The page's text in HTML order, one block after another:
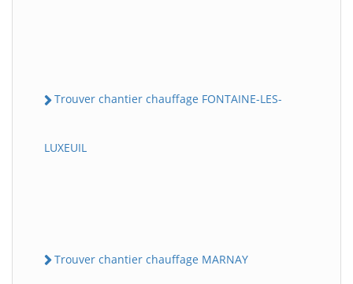
Trouver chantier chauffage FONTAINE-LES-
LUXEUIL
Trouver chantier chauffage MARNAY